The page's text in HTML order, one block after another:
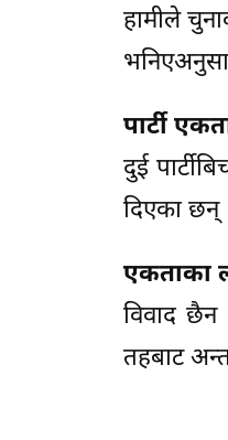
हामीले
पार्टी
दुई
दिएका छन्
एकताका
विवाद
तहबाट